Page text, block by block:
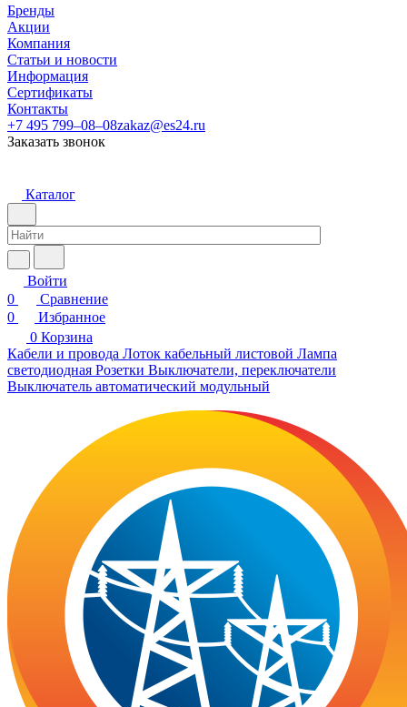
Бренды
Акции
Компания
Статьи и новости
Информация
Сертификаты
Контакты
+7 495 799–08–08zakaz@es24.ru
Заказать звонок
Каталог
Войти
0
Сравнение
0
Избранное
0 Корзина
Кабели и провода Лоток кабельный листовой Лампа
светодиодная Розетки Выключатели, переключатели
Выключатель автоматический модульный